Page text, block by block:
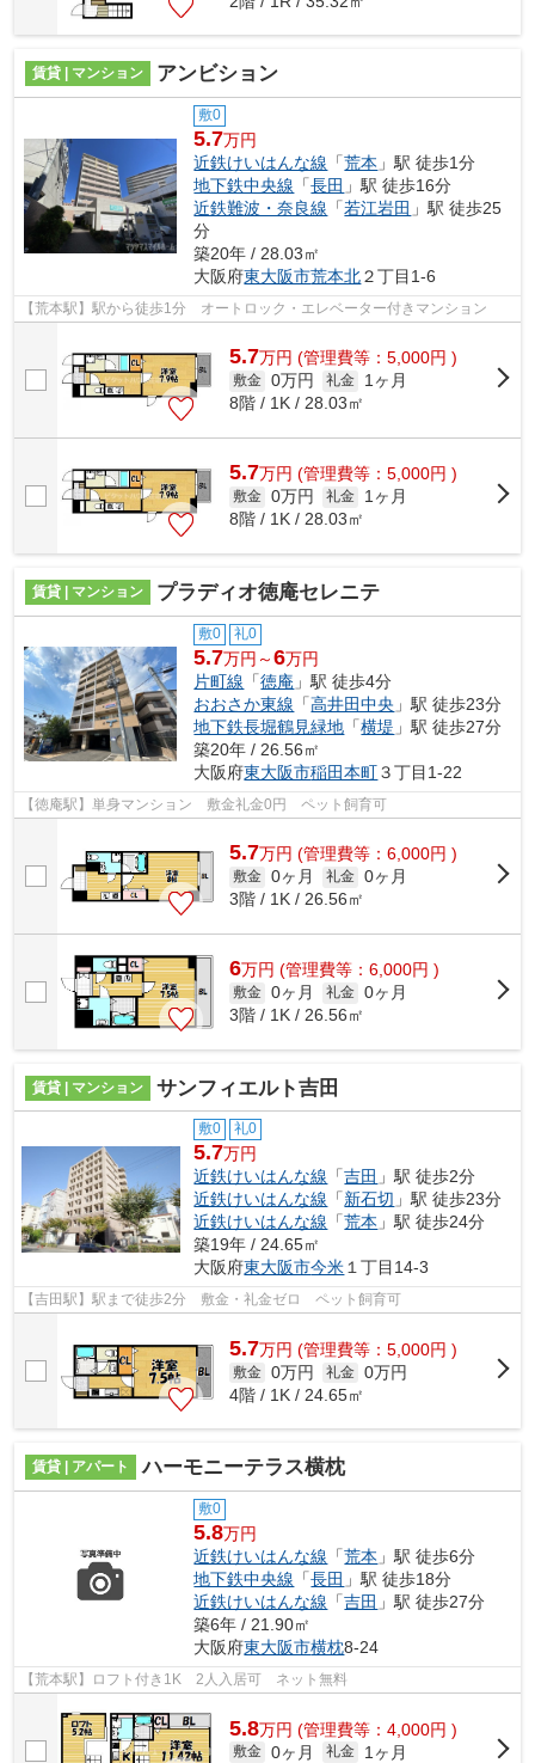
賃貸 | マンション アンビション
敷0
5.7万円
近鉄けいはんな線 「荒本 」駅 徒歩1分
地下鉄中央線 「長田 」駅 徒歩16分
近鉄難波・奈良線 「若江岩田 」駅 徒歩25
分
築20年 / 28.03㎡
大阪府東大阪市荒本北２丁目1-6
【荒本駅】駅から徒歩1分 オートロック・エレベーター付きマンション
5.7万円 (管理費等：5,000円 )
敷金 0万円 礼金
1ヶ月
8階 / 1K / 28.03㎡
5.7万円 (管理費等：5,000円 )
敷金 0万円 礼金
1ヶ月
8階 / 1K / 28.03㎡
賃貸 | マンション プラディオ徳庵セレニテ
敷0 礼0
5.7万円～6万円
片町線 「徳庵 」駅 徒歩4分
おおさか東線 「高井田中央 」駅 徒歩23分
地下鉄長堀鶴見緑地 「横堤 」駅 徒歩27分
築20年 / 26.56㎡
大阪府東大阪市稲田本町３丁目1-22
【徳庵駅】単身マンション 敷金礼金0円 ペット飼育可
5.7万円 (管理費等：6,000円 )
敷金 0ヶ月 礼金 0ヶ月
3階 / 1K / 26.56㎡
6万円 (管理費等：6,000円 )
敷金 0ヶ月 礼金 0ヶ月
3階 / 1K / 26.56㎡
賃貸 | マンション サンフィエルト吉田
敷0 礼0
5.7万円
近鉄けいはんな線 「吉田 」駅 徒歩2分
近鉄けいはんな線 「新石切 」駅 徒歩23分
近鉄けいはんな線 「荒本 」駅 徒歩24分
築19年 / 24.65㎡
大阪府東大阪市今米１丁目14-3
【吉田駅】駅まで徒歩2分 敷金・礼金ゼロ ペット飼育可
5.7万円 (管理費等：5,000円 )
敷金 0万円 礼金 0万円
4階 / 1K / 24.65㎡
賃貸 | アパート ハーモニーテラス横枕
敷0
5.8万円
近鉄けいはんな線 「荒本 」駅 徒歩6分
地下鉄中央線 「長田 」駅 徒歩18分
近鉄けいはんな線 「吉田 」駅 徒歩27分
築6年 / 21.90㎡
大阪府東大阪市横枕8-24
【荒本駅】ロフト付き1K 2人入居可 ネット無料
5.8万円 (管理費等：4,000円 )
敷金 0ヶ月 礼金
1ヶ月